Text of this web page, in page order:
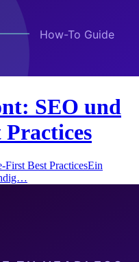
SEO und
Best PracticesEin